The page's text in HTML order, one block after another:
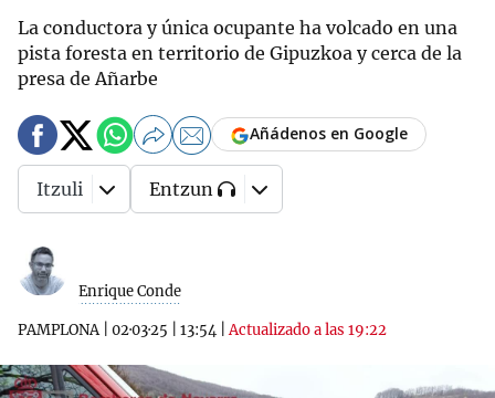
La conductora y única ocupante ha volcado en una
pista foresta en territorio de Gipuzkoa y cerca de la
presa de Añarbe
Enrique Conde
PAMPLONA| 02·03·25 13:54 |Actualizado a las 19:22
Añádenos en Google
Itzuli Entzun